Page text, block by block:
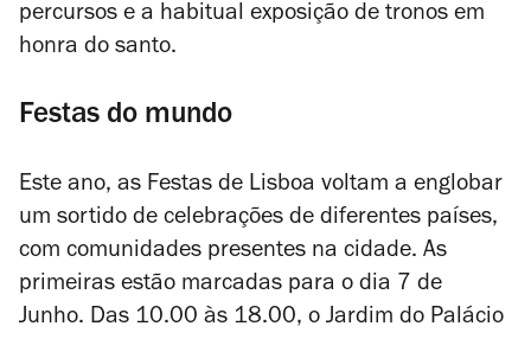
percursos e a habitual exposição de tronos em
honra do santo.
Festas do mundo
Este ano, as Festas de Lisboa voltam a englobar
um sortido de celebrações de diferentes países,
com comunidades presentes na cidade. As
primeiras estão marcadas para o dia 7 de
Junho. Das 10.00 às 18.00, o Jardim do Palácio